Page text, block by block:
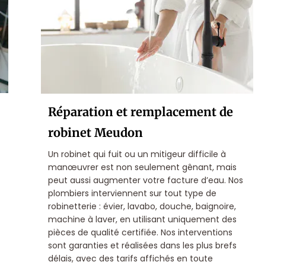
Réparation et remplacement de
robinet Meudon
Un robinet qui fuit ou un mitigeur difficile à
manœuvrer est non seulement gênant, mais
peut aussi augmenter votre facture d’eau. Nos
plombiers interviennent sur tout type de
robinetterie : évier, lavabo, douche, baignoire,
machine à laver, en utilisant uniquement des
pièces de qualité certifiée. Nos interventions
sont garanties et réalisées dans les plus brefs
délais, avec des tarifs affichés en toute